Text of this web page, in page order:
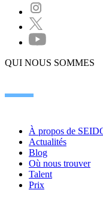
QUI NOUS SOMMES
À propos de
Actualités
Blog
Où nous trouver
Talent
Prix